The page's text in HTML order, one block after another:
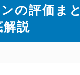
の評価ま
説